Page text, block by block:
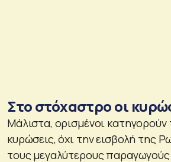
Στο στόχαστρο οι
Μάλιστα, ορισμένοι κατηγορούν
κυρώσεις, όχι την εισβολή της
τους μεγαλύτερους